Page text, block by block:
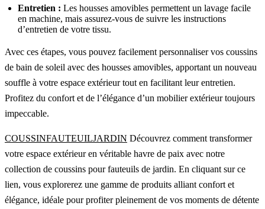
Entretien : Les housses amovibles permettent un lavage facile
en machine, mais assurez-vous de suivre les instructions
d’entretien de votre tissu.
Avec ces étapes, vous pouvez facilement personnaliser vos coussins
de bain de soleil avec des housses amovibles, apportant un nouveau
souffle à votre espace extérieur tout en facilitant leur entretien.
Profitez du confort et de l’élégance d’un mobilier extérieur toujours
impeccable.
COUSSINFAUTEUILJARDIN Découvrez comment transformer
votre espace extérieur en véritable havre de paix avec notre
collection de coussins pour fauteuils de jardin. En cliquant sur ce
lien, vous explorerez une gamme de produits alliant confort et
élégance, idéale pour profiter pleinement de vos moments de détente